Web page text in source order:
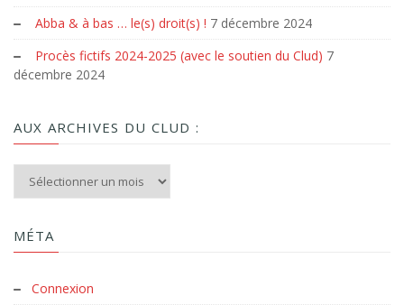
Abba & à bas … le(s) droit(s) ! 7 décembre 2024
Procès fictifs 2024-2025 (avec le soutien du Clud) 7
décembre 2024
AUX ARCHIVES DU CLUD :
Aux archives du Clud :
MÉTA
Connexion